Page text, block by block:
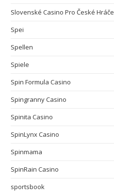
Slovenské Casino Pro České Hráče
Spei
Spellen
Spiele
Spin Formula Casino
Spingranny Casino
Spinita Casino
SpinLynx Casino
Spinmama
SpinRain Casino
sportsbook